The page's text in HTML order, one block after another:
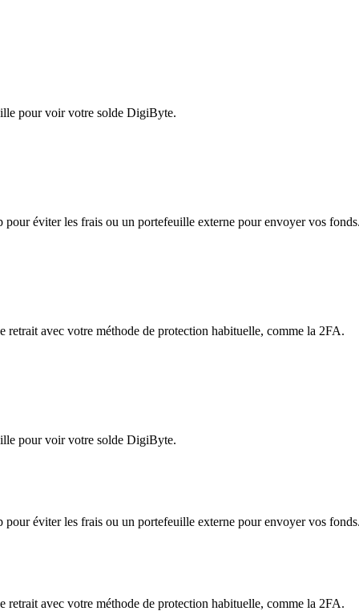
pour voir votre solde DigiByte.
éviter les frais ou un portefeuille externe pour envoyer vos
avec votre méthode de protection habituelle, comme la 2FA.
pour voir votre solde DigiByte.
éviter les frais ou un portefeuille externe pour envoyer vos
avec votre méthode de protection habituelle, comme la 2FA.